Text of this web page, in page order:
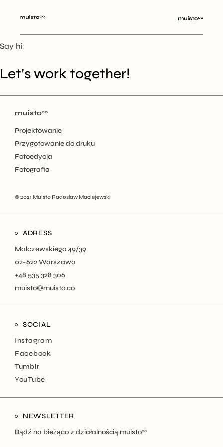
Say hi
Let’s work together!
muistoco
Projektowanie
Przygotowanie do druku
Fotoedycja
Fotografia
© 2021 Muisto Radosław Maciejewski
ADRESS
Malczewskiego 49/39
02-622 Warszawa
+48 535 328 306
muisto@muisto.co
SOCIAL
Instagram
Facebook
Tumblr
YouTube
NEWSLETTER
Bądź na bieżąco z działalnością muistoco